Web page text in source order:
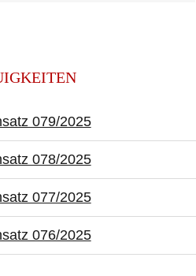
079/2025
078/2025
077/2025
076/2025